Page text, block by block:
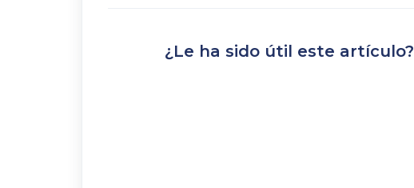
¿Le ha sido útil este artículo?